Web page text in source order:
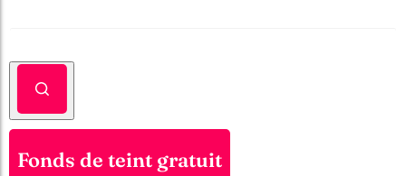
Fonds de teint gratuit